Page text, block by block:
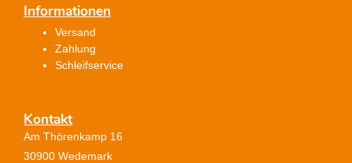
Informationen
Versand
Zahlung
Schleifservice
Kontakt
Am Thörenkamp 16
30900 Wedemark